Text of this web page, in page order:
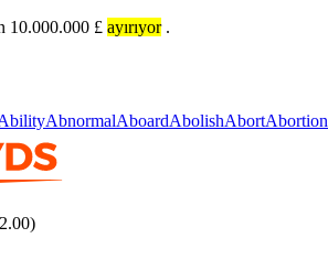
10.000.000 £ ayırıyor .
AbnormalAboardAbolishAbortAbortion